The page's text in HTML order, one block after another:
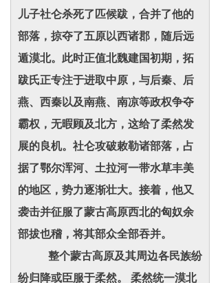
儿子社仑杀死了匹候跋，合并了他的
部落，掠夺了五原以西诸郡，随后远
遁漠北。此时正值北魏建国初期，拓
跋氏正专注于进取中原，与后秦、后
燕、西秦以及南燕、南凉等政权争夺
霸权，无暇顾及北方，这给了柔然发
展的良机。社仑攻破敕勒诸部落，占
据了鄂尔浑河、土拉河一带水草丰美
的地区，势力逐渐壮大。接着，他又
袭击并征服了蒙古高原西北的匈奴余
部拔也稽，将其部众全部吞并。
整个蒙古高原及其周边各民族纷
纷归降或臣服于柔然。 柔然统一漠北